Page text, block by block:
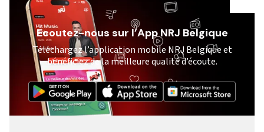
Ecoutez-nous sur l’App NRJ Belgique
Téléchargez l’application mobile NRJ Belgique et
bénéficiez de la meilleure qualité d’écoute.